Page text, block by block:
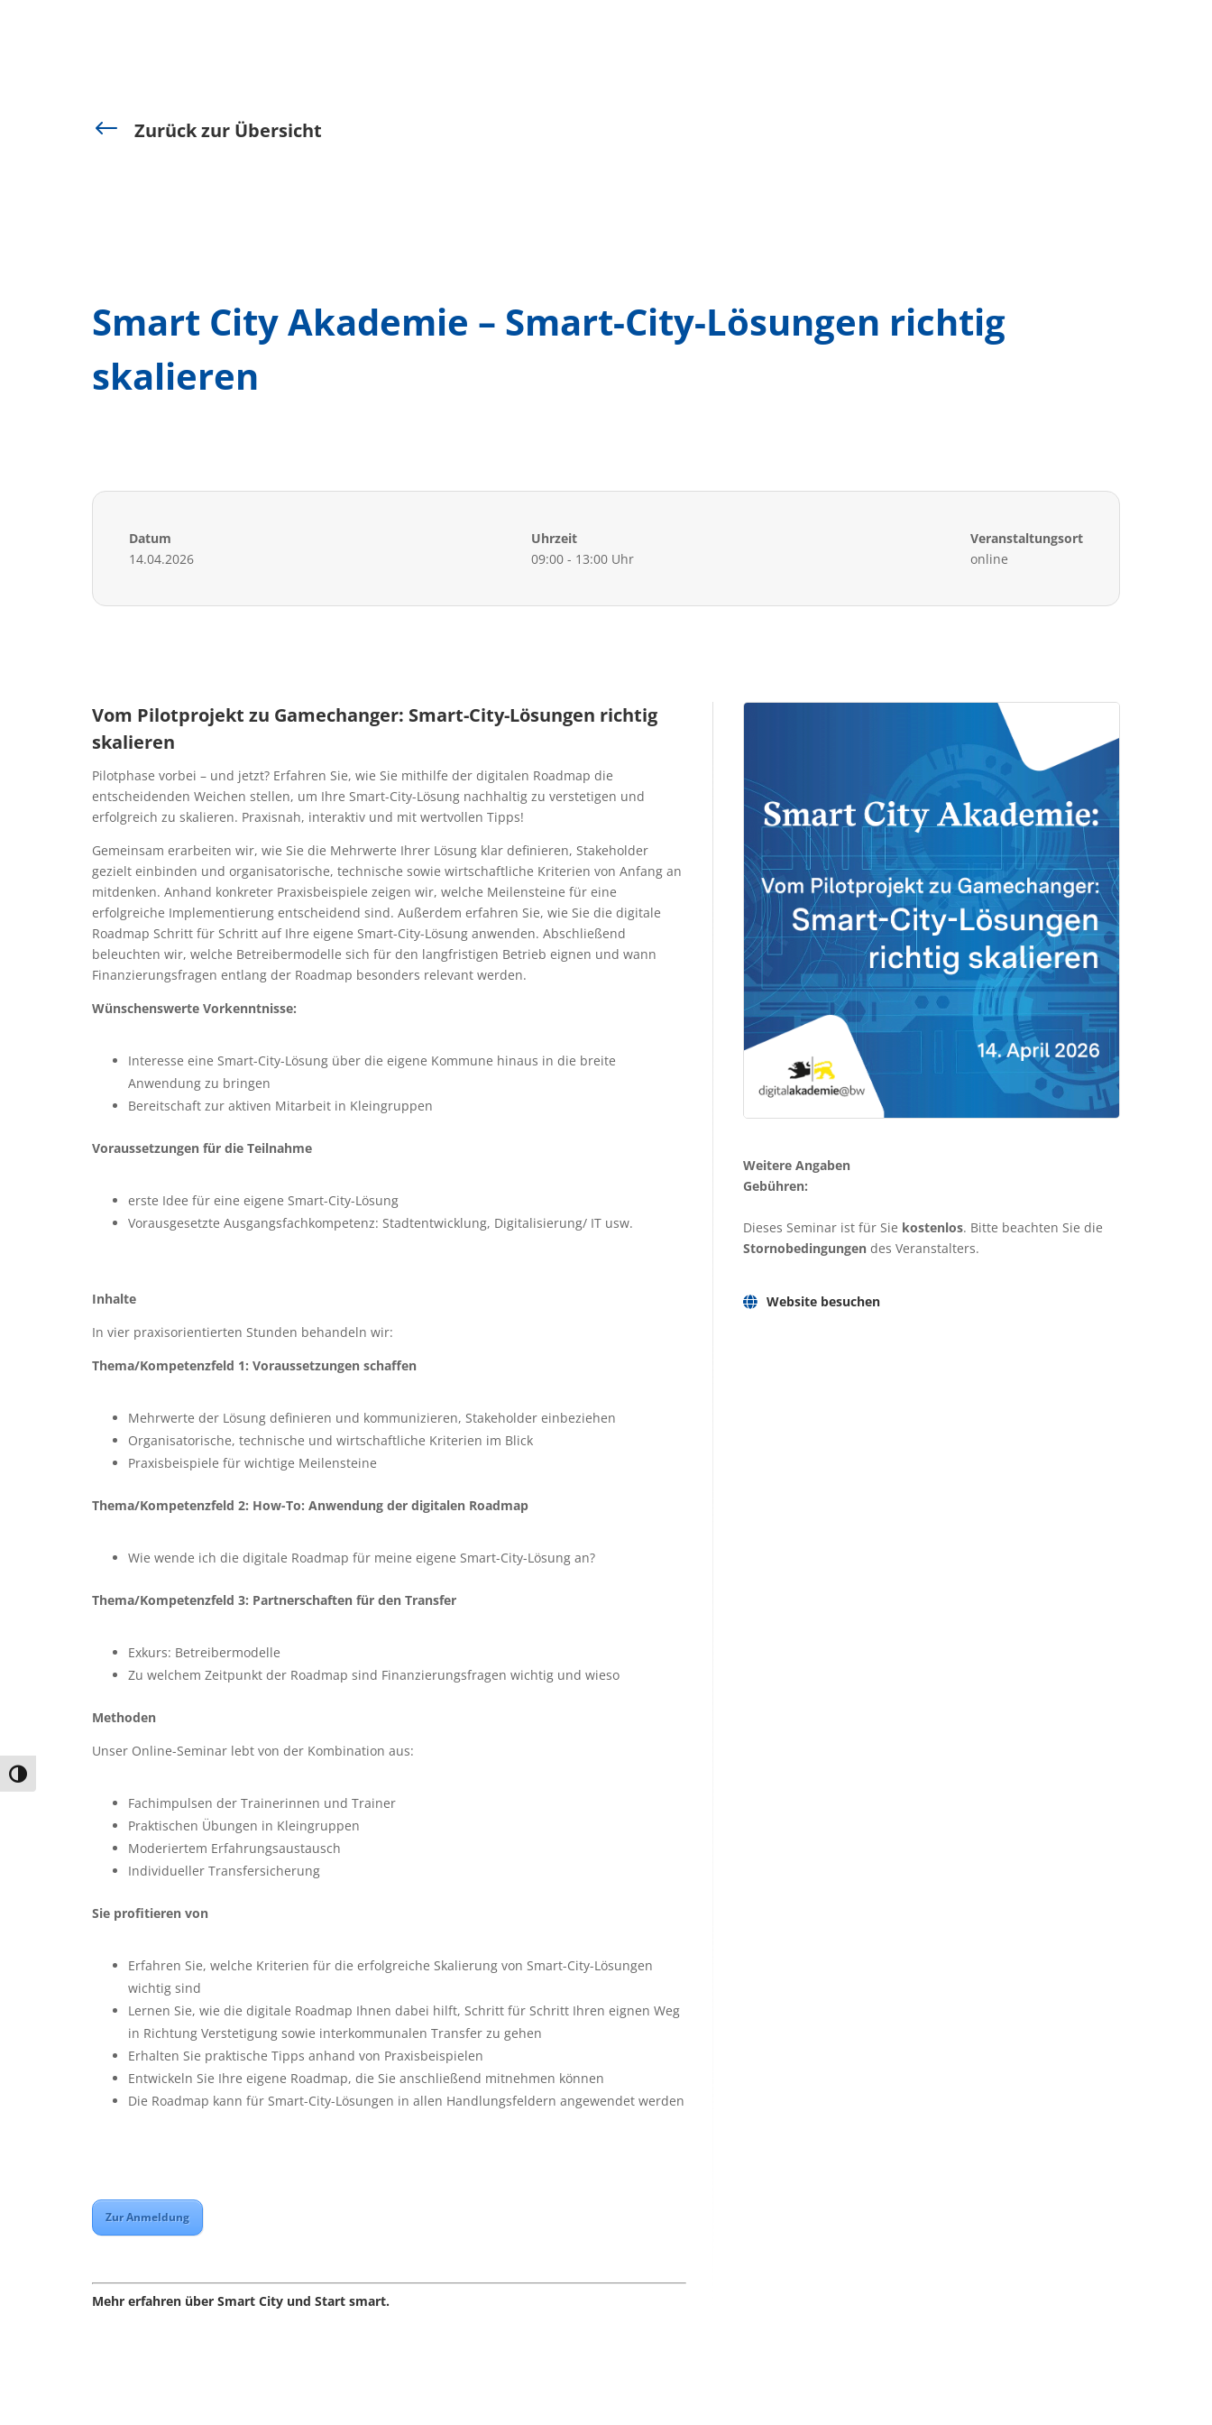
Umschalten auf hohe Kontraste
# Zurück zur Übersicht
Smart City Akademie – Smart-City-Lösungen richtig
skalieren
Datum
14.04.2026
Uhrzeit
09:00 - 13:00 Uhr
Veranstaltungsort
online
Vom Pilotprojekt zu Gamechanger: Smart-City-Lösungen richtig
skalieren
Pilotphase vorbei – und jetzt? Erfahren Sie, wie Sie mithilfe der digitalen Roadmap die
entscheidenden Weichen stellen, um Ihre Smart-City-Lösung nachhaltig zu verstetigen und
erfolgreich zu skalieren. Praxisnah, interaktiv und mit wertvollen Tipps!
Gemeinsam erarbeiten wir, wie Sie die Mehrwerte Ihrer Lösung klar definieren, Stakeholder
gezielt einbinden und organisatorische, technische sowie wirtschaftliche Kriterien von Anfang an
mitdenken. Anhand konkreter Praxisbeispiele zeigen wir, welche Meilensteine für eine
erfolgreiche Implementierung entscheidend sind. Außerdem erfahren Sie, wie Sie die digitale
Roadmap Schritt für Schritt auf Ihre eigene Smart-City-Lösung anwenden. Abschließend
beleuchten wir, welche Betreibermodelle sich für den langfristigen Betrieb eignen und wann
Finanzierungsfragen entlang der Roadmap besonders relevant werden.
Wünschenswerte Vorkenntnisse:
Interesse eine Smart-City-Lösung über die eigene Kommune hinaus in die breite
Anwendung zu bringen
Bereitschaft zur aktiven Mitarbeit in Kleingruppen
Voraussetzungen für die Teilnahme
erste Idee für eine eigene Smart-City-Lösung
Vorausgesetzte Ausgangsfachkompetenz: Stadtentwicklung, Digitalisierung/ IT usw.
Inhalte
In vier praxisorientierten Stunden behandeln wir:
Thema/Kompetenzfeld 1: Voraussetzungen schaffen
Mehrwerte der Lösung definieren und kommunizieren, Stakeholder einbeziehen
Organisatorische, technische und wirtschaftliche Kriterien im Blick
Praxisbeispiele für wichtige Meilensteine
Thema/Kompetenzfeld 2: How-To: Anwendung der digitalen Roadmap
Wie wende ich die digitale Roadmap für meine eigene Smart-City-Lösung an?
Thema/Kompetenzfeld 3: Partnerschaften für den Transfer
Exkurs: Betreibermodelle
Zu welchem Zeitpunkt der Roadmap sind Finanzierungsfragen wichtig und wieso
Methoden
Unser Online-Seminar lebt von der Kombination aus:
Fachimpulsen der Trainerinnen und Trainer
Praktischen Übungen in Kleingruppen
Moderiertem Erfahrungsaustausch
Individueller Transfersicherung
Sie profitieren von
Erfahren Sie, welche Kriterien für die erfolgreiche Skalierung von Smart-City-Lösungen
wichtig sind
Lernen Sie, wie die digitale Roadmap Ihnen dabei hilft, Schritt für Schritt Ihren eignen Weg
in Richtung Verstetigung sowie interkommunalen Transfer zu gehen
Erhalten Sie praktische Tipps anhand von Praxisbeispielen
Entwickeln Sie Ihre eigene Roadmap, die Sie anschließend mitnehmen können
Die Roadmap kann für Smart-City-Lösungen in allen Handlungsfeldern angewendet werden
Zur Anmeldung
Mehr erfahren über Smart City und Start smart.
Weitere Angaben
Gebühren:
Dieses Seminar ist für Sie kostenlos. Bitte beachten Sie die
Stornobedingungendes Veranstalters.
Website besuchen